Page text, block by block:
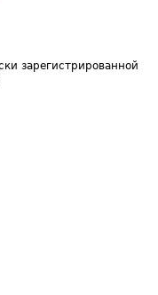
зарегистрированной